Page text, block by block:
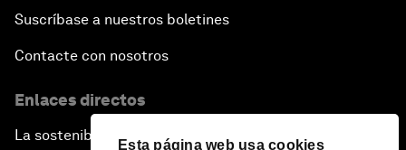
Esta página web usa cookies
Suscríbase a nuestros boletines
Contacte con nosotros
Enlaces directos
La sostenibilidad en el Foro